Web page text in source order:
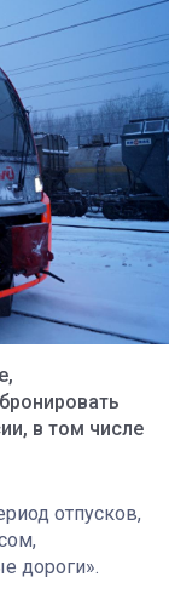
в том числе
отпусков,
дороги».